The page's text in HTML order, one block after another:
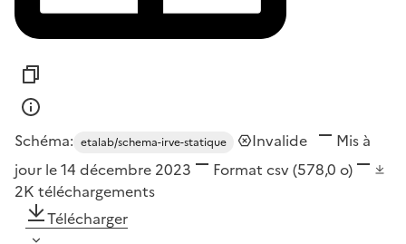
Schéma: etalab/schema-irve-statique Invalide
Mis à
jour le 14 décembre 2023
Format csv(578,0 o)
2K téléchargements
Télécharger